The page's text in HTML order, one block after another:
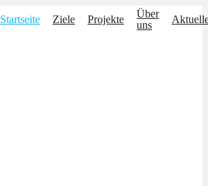
Startseite Ziele Projekte
Über
uns